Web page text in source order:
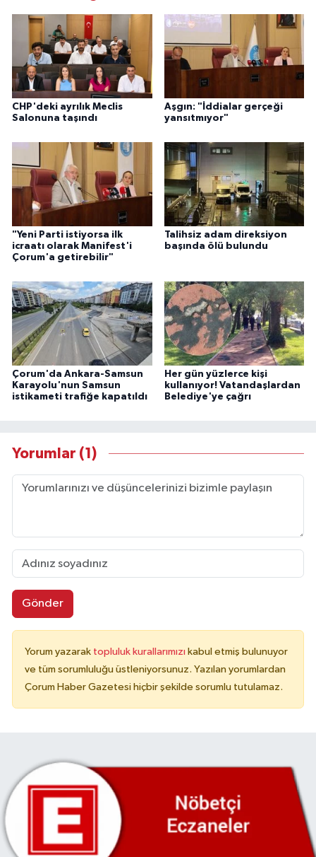
CHP'deki ayrılık Meclis
Salonuna taşındı
Aşgın: "İddialar gerçeği
yansıtmıyor"
"Yeni Parti istiyorsa ilk
icraatı olarak Manifest'i
Çorum'a getirebilir"
Talihsiz adam direksiyon
başında ölü bulundu
Çorum'da Ankara-Samsun
Karayolu'nun Samsun
istikameti trafiğe kapatıldı
Her gün yüzlerce kişi
kullanıyor! Vatandaşlardan
Belediye'ye çağrı
Yorumlar (1)
Gönder
Yorum yazarak topluluk kurallarımızı kabul etmiş bulunuyor
ve tüm sorumluluğu üstleniyorsunuz. Yazılan yorumlardan
Çorum Haber Gazetesi hiçbir şekilde sorumlu tutulamaz.